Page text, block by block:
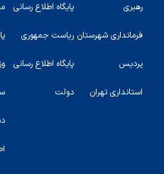
رهبری
فرمانداری شهرستان
پردیس
استانداری تهران
پایگاه اطلاع رسانی
ریاست جمهوری
پایگاه اطلاع رسانی
دولت